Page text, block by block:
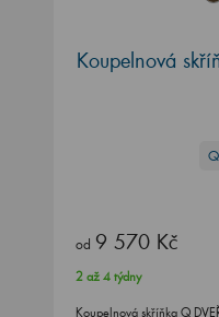
Koupelnová
od 9 570 Kč
2 až 4 týdny
Koupelnová skříňka Q